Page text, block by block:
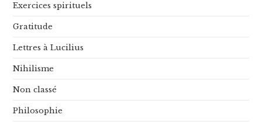
Exercices spirituels
Gratitude
Lettres à Lucilius
Nihilisme
Non classé
Philosophie